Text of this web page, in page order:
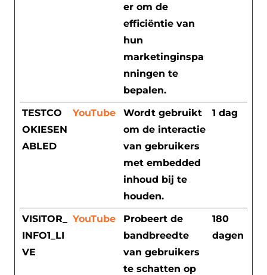
er om de
efficiëntie van
hun
marketinginspa
nningen te
bepalen.
TESTCO
OKIESEN
ABLED
YouTube
Wordt gebruikt
om de interactie
van gebruikers
met embedded
inhoud bij te
houden.
1 dag
VISITOR_
INFO1_LI
VE
YouTube
Probeert de
bandbreedte
van gebruikers
te schatten op
180
dagen